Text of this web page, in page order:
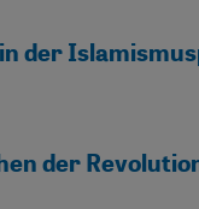
der
der